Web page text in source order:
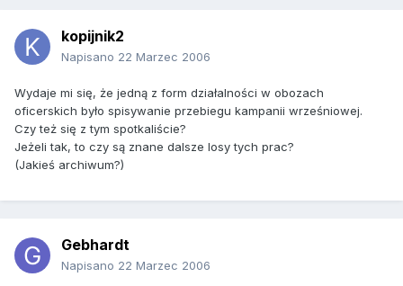
kopijnik2
Napisano 22 Marzec 2006
Wydaje mi się, że jedną z form działalności w obozach
oficerskich było spisywanie przebiegu kampanii wrześniowej.
Czy też się z tym spotkaliście?
Jeżeli tak, to czy są znane dalsze losy tych prac?
(Jakieś archiwum?)
Gebhardt
Napisano 22 Marzec 2006